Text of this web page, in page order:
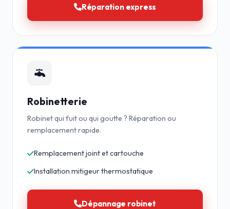
Réparation express
Robinetterie
Robinet qui fuit ou qui goutte ? Réparation ou
remplacement rapide.
Remplacement joint et cartouche
Installation mitigeur thermostatique
Dépannage robinet